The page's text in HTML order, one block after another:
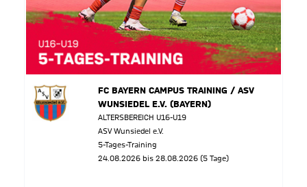
FC BAYERN CAMPUS TRAINING / ASV
WUNSIEDEL E.V. (BAYERN)
ALTERSBEREICH U16-U19
ASV Wunsiedel e.V.
5-Tages-Training
24.08.2026 bis 28.08.2026 (5 Tage)